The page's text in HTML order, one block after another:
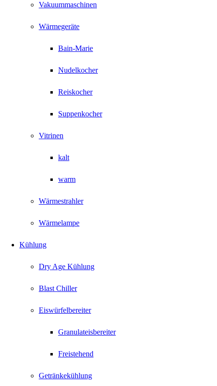
Vakuummaschinen
Wärmegeräte
Bain-Marie
Nudelkocher
Reiskocher
Suppenkocher
Vitrinen
kalt
warm
Wärmestrahler
Wärmelampe
Kühlung
Dry Age Kühlung
Blast Chiller
Eiswürfelbereiter
Granulateisbereiter
Freistehend
Getränkekühlung